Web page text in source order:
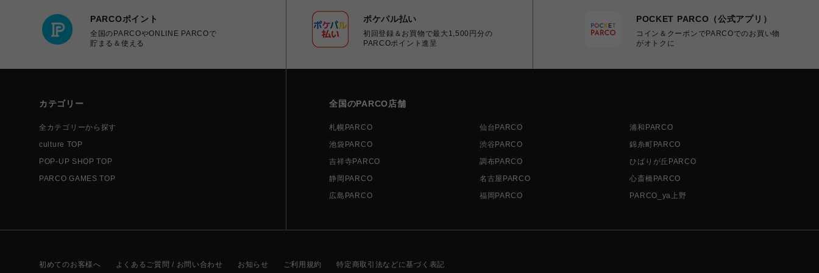
PARCOポイント
全国のPARCOやONLINE PARCOで
貯まる＆使える
ポケパル払い
初回登録＆お買物で最大1,500円分の
PARCOポイント進呈
POCKET PARCO（公式アプリ）
コイン＆クーポンでPARCOでのお買い物
がオトクに
カテゴリー
全カテゴリーから探す
culture TOP
POP-UP SHOP TOP
PARCO GAMES TOP
全国のPARCO店舗
札幌PARCO 仙台PARCO
浦和PARCO
池袋PARCO
渋谷PARCO
錦糸町PARCO
吉祥寺PARCO
調布PARCO
ひばりが丘PARCO
静岡PARCO
名古屋PARCO
心斎橋PARCO
広島PARCO
福岡PARCO PARCO_ya上野
初めてのお客様へ よくあるご質問 / お問い合わせ お知らせ ご利用規約 特定商取引法などに基づく表記